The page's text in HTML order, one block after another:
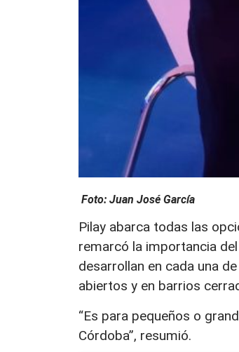
Foto: Juan José García
Pilay abarca todas las
remarcó la importancia
desarrollan en cada una
abiertos y en barrios
“Es para pequeños o
Córdoba”, resumió.